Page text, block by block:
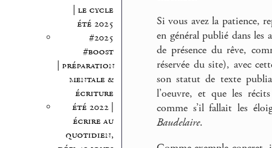
| le cycle
été 2025
#2025
#boost
| préparation
mentale &
écriture
été 2022 |
écrire au
quotidien,
Si vous avez la patience,
en général publié dans les
de présence du rêve,
réservée du site), avec
son statut de texte
l’oeuvre, et que les
comme s’il fallait les
Baudelaire.